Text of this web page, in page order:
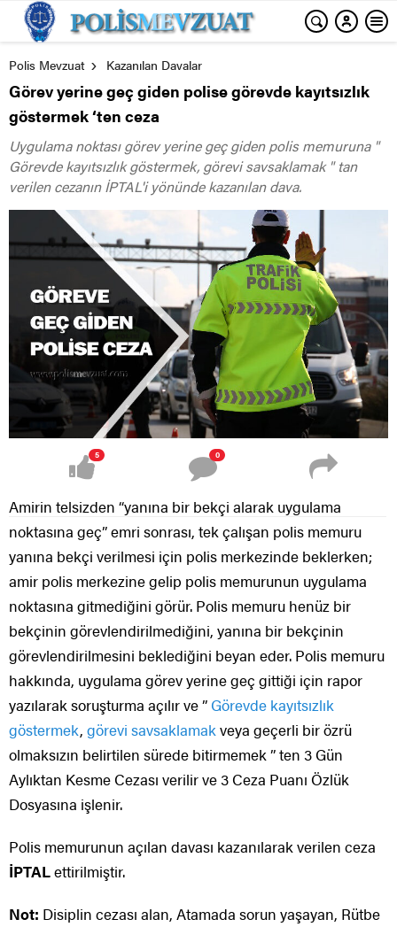
Polis Mevzuat Kazanılan Davalar
Görev yerine geç giden polise görevde kayıtsızlık
göstermek ‘ten ceza
Uygulama noktası görev yerine geç giden polis memuruna "
Görevde kayıtsızlık göstermek, görevi savsaklamak " tan
verilen cezanın İPTAL'i yönünde kazanılan dava.
5 0
Amirin telsizden “yanına bir bekçi alarak uygulama
noktasına geç” emri sonrası, tek çalışan polis memuru
yanına bekçi verilmesi için polis merkezinde beklerken;
amir polis merkezine gelip polis memurunun uygulama
noktasına gitmediğini görür. Polis memuru henüz bir
bekçinin görevlendirilmediğini, yanına bir bekçinin
görevlendirilmesini beklediğini beyan eder. Polis memuru
hakkında, uygulama görev yerine geç gittiği için rapor
yazılarak soruşturma açılır ve ” Görevde kayıtsızlık
göstermek, görevi savsaklamakveya geçerli bir özrü
olmaksızın belirtilen sürede bitirmemek ” ten 3 Gün
Aylıktan Kesme Cezası verilir ve 3 Ceza Puanı Özlük
Dosyasına işlenir.
Polis memurunun açılan davası kazanılarak verilen ceza
İPTALettirilmiştir.
Not: Disiplin cezası alan, Atamada sorun yaşayan, Rütbe